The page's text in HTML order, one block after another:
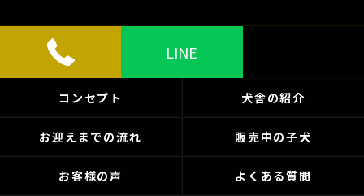
LINE
コンセプト 犬舎の紹介
お迎えまでの流れ 販売中の子犬
お客様の声 よくある質問